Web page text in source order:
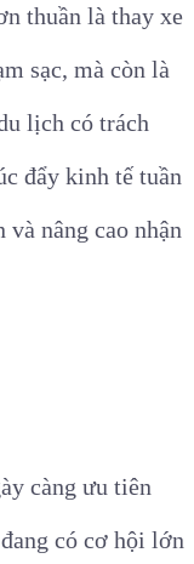
thuần là thay xe
sạc, mà còn là
lịch có trách
đẩy kinh tế tuần
nâng cao nhận
càng ưu tiên
có cơ hội lớn